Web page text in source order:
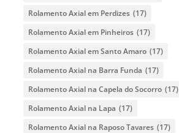
Rolamento Axial em Perdizes (17)
Rolamento Axial em Pinheiros (17)
Rolamento Axial em Santo Amaro (17)
Rolamento Axial na Barra Funda (17)
Rolamento Axial na Capela do Socorro (17)
Rolamento Axial na Lapa (17)
Rolamento Axial na Raposo Tavares (17)